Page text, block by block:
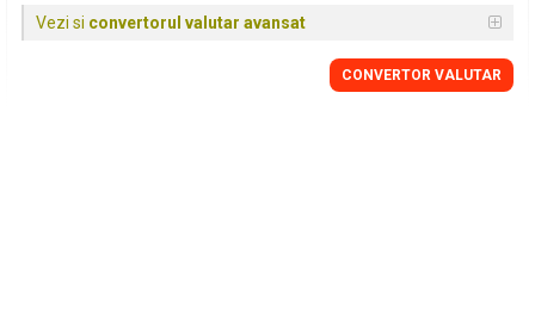
Vezi si convertorul valutar avansat
CONVERTOR VALUTAR